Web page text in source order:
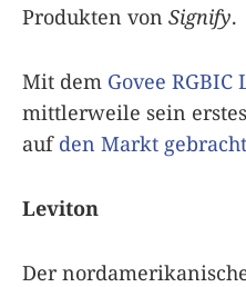
Produkten von Signify.
Mit dem Govee RGBIC
mittlerweile sein erstes
auf den Markt gebracht
Leviton
Der